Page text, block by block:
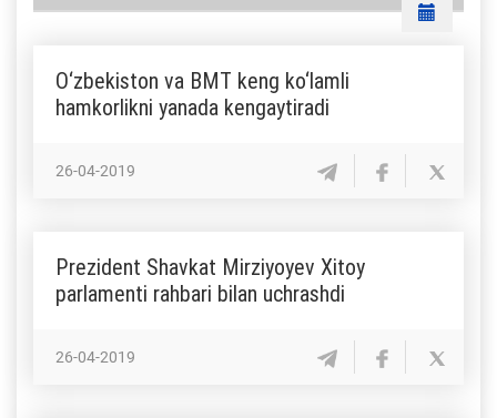
O‘zbekiston va BMT keng ko‘lamli
hamkorlikni yanada kengaytiradi
26-04-2019
Prezident Shavkat Mirziyoyev Xitoy
parlamenti rahbari bilan uchrashdi
26-04-2019